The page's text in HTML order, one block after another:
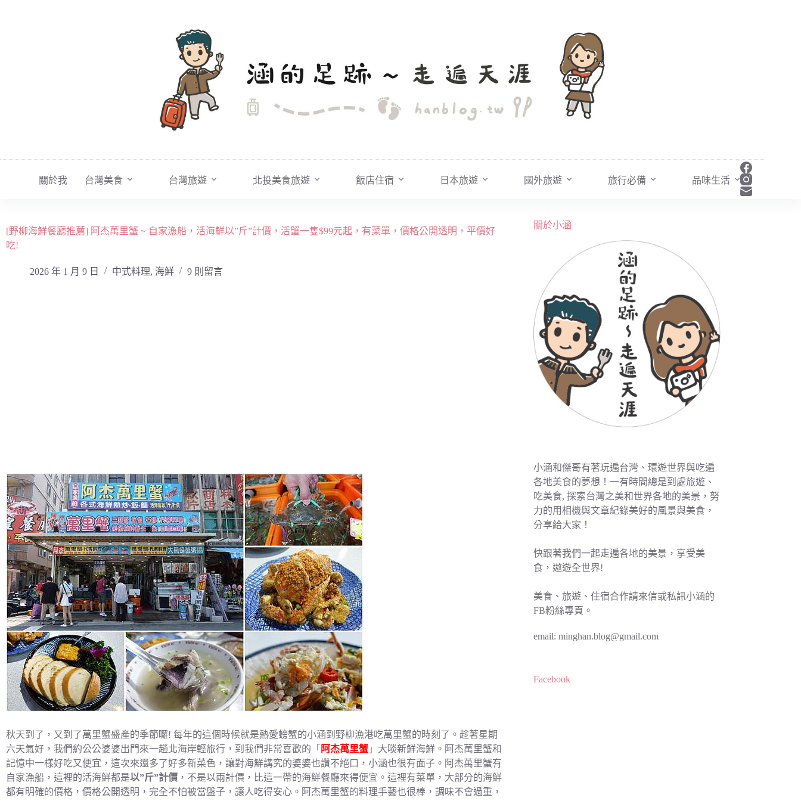
關於我 台灣美食 台灣旅遊 北投美食旅遊 飯店住宿 日本旅遊 國外旅遊 旅行必備 品味生活
[野柳海鮮餐廳推薦] 阿杰萬里蟹 ~ 自家漁船，活海鮮以”斤”計價，活蟹一隻$99元起，有菜單，價格公開透明，平價好
吃!
2026 年 1 月 9 日 中式料理, 海鮮 9 則留言
秋天到了，又到了萬里蟹盛產的季節囉! 每年的這個時候就是熱愛螃蟹的小涵到野柳漁港吃萬里蟹的時刻了。趁著星期
六天氣好，我們約公公婆婆出門來一趟北海岸輕旅行，到我們非常喜歡的「 阿杰萬里蟹 」大啖新鮮海鮮。阿杰萬里蟹和
記憶中一樣好吃又便宜，這次來還多了好多新菜色，讓對海鮮講究的婆婆也讚不絕口，小涵也很有面子。阿杰萬里蟹有
自家漁船，這裡的活海鮮都是以”斤”計價 ，不是以兩計價，比這一帶的海鮮餐廳來得便宜。這裡有菜單，大部分的海鮮
都有明確的價格，價格公開透明，完全不怕被當盤子，讓人吃得安心。阿杰萬里蟹的料理手藝也很棒，調味不會過重，
關於小涵
小涵和傑哥有著玩遍台灣、環遊世界與吃遍
各地美食的夢想！一有時間總是到處旅遊、
吃美食, 探索台灣之美和世界各地的美景，努
力的用相機與文章紀錄美好的風景與美食，
分享給大家！
快跟著我們一起走遍各地的美景，享受美
食，遨遊全世界!
美食、旅遊、住宿合作請來信或私訊小涵的
FB粉絲專頁。
email: minghan.blog@gmail.com
Facebook